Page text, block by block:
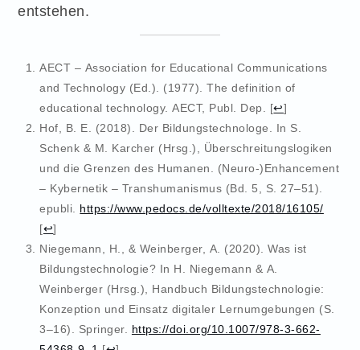
entstehen.
AECT – Association for Educational Communications
and Technology (Ed.). (1977). The definition of
educational technology. AECT, Publ. Dep. [↩]
Hof, B. E. (2018). Der Bildungstechnologe. In S.
Schenk & M. Karcher (Hrsg.), Überschreitungslogiken
und die Grenzen des Humanen. (Neuro-)Enhancement
– Kybernetik – Transhumanismus (Bd. 5, S. 27–51).
epubli. https://www.pedocs.de/volltexte/2018/16105/
[↩]
Niegemann, H., & Weinberger, A. (2020). Was ist
Bildungstechnologie? In H. Niegemann & A.
Weinberger (Hrsg.), Handbuch Bildungstechnologie:
Konzeption und Einsatz digitaler Lernumgebungen (S.
3–16). Springer. https://doi.org/10.1007/978-3-662-